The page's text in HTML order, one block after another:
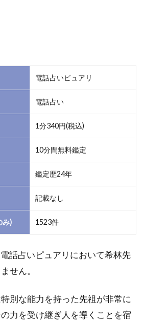
電話占いピュアリ
電話占い
1分340円(税込)
10分間無料鑑定
鑑定歴24年
記載なし
み) 1523件
話占いピュアリにおいて希林先
せん。
別な能力を持った先祖が非常に
力を受け継ぎ人を導くことを宿